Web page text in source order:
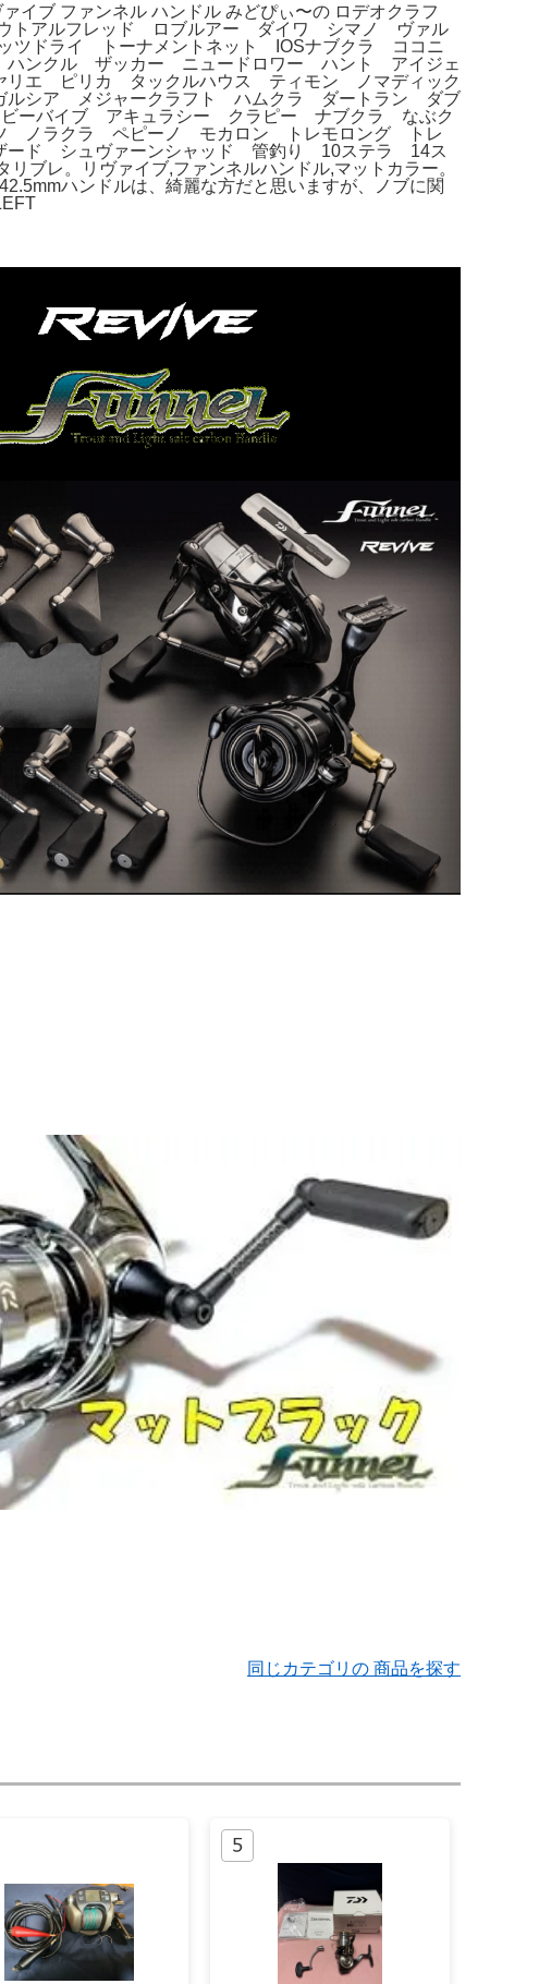
イブ ファンネル ハンドル みどぴぃ〜の ロデオクラフ
ウトアルフレッド ロブルアー ダイワ シマノ ヴァル
ドライ トーナメントネット IOSナブクラ ココニ
ンクル ザッカー ニュードロワー ハント アイジェ
エ ピリカ タックルハウス ティモン ノマディック
シア メジャークラフト ハムクラ ダートラン ダブ
ーバイブ アキュラシー クラピー ナブクラ なぶク
ノラクラ ペピーノ モカロン トレモロング トレ
ド シュヴァーンシャッド 管釣り 10ステラ 14ス
。リヴァイブ,ファンネルハンドル,マットカラー。
ハンドルは、綺麗な方だと思いますが、ノブに関
同じカテゴリの 商品を探す